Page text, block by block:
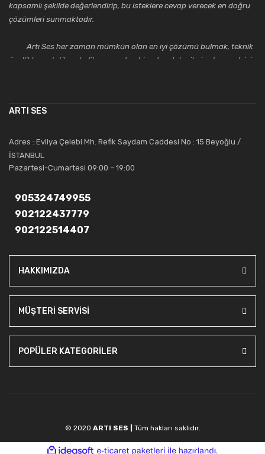
kapsamlı şekilde değerlendirip, bu isteklere cevap verecek en doğru
çözümleri sunmaktadır.
Artı Ses her zaman mümkün olan en iyi çözümü bulmak, teknik
özellikler, estetik ve kalite açısından bir adım daha ileriye taşımak için
saygıdeğer yerini kazanmıştır.
Artı Ses, güler yüzü ve deneyimi ile bu gün ve gelecekte
güvenebileceğiniz bir tercihtir.
ARTI SES
Adres : Evliya Çelebi Mh. Refik Saydam Caddesi No : 15 Beyoğlu /
İSTANBUL
Pazartesi-Cumartesi 09:00 – 19:00
905324749955
902122437779
902122514407
HAKKIMIZDA
MÜŞTERİ SERVİSİ
POPÜLER KATEGORİLER
© 2020 ARTI SES | Tüm hakları saklıdır.
ideasoft e-